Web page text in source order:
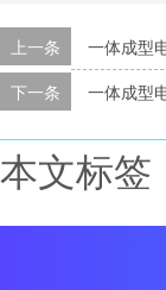
上一条
一体成型
下一条
一体成型
本文标签